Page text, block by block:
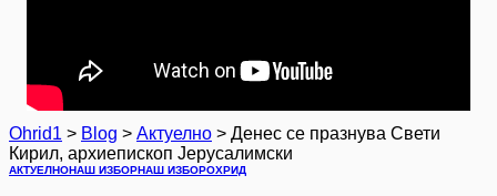
Ohrid1 > Blog > Актуелно > Денес се празнува Свети
Кирил, архиепископ Јерусалимски
АКТУЕЛНОНАШ ИЗБОРНАШ ИЗБОРОХРИД